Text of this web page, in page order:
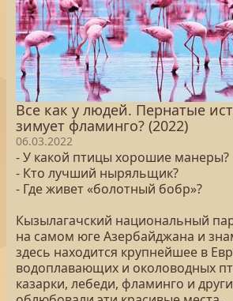
Все как у людей. Пернатые
зимует фламинго? (2022)
06.03.2022
- У какой птицы хорошие манеры?
- Кто лучший ныряльщик?
- Где живет «болотный бобр»?
Кызылагачский национальный
на самом юге Азербайджана и
здесь находится крупнейшее в
водоплавающих и околоводных
казарки, лебеди, фламинго и